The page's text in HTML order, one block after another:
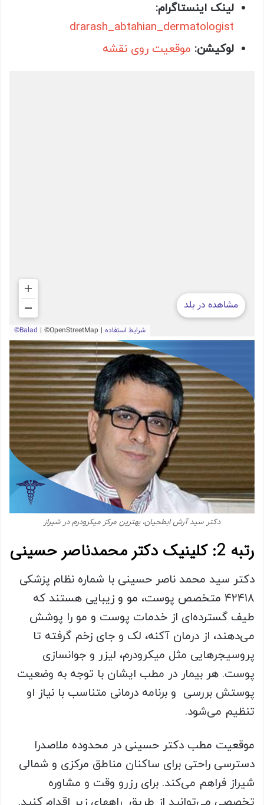
لینک اینستاگرام:
drarash_abtahian_dermatologist
لوکیشن: موقعیت روی نقشه
دکتر سید آرش ابطحیان، بهترین مرکز میکرودرم در شیراز
رتبه 2: کلینیک دکتر محمدناصر حسینی
دکتر سید محمد ناصر حسینی با شماره نظام پزشکی
۴۲۴۱۸ متخصص پوست، مو و زیبایی هستند که
طیف گسترده‌ای از خدمات پوست و مو را پوشش
می‌دهند، از درمان آکنه، لک و جای زخم گرفته تا
پروسیجرهایی مثل میکرودرم، لیزر و جوانسازی
پوست. هر بیمار در مطب ایشان با توجه به وضعیت
پوستش بررسی و برنامه درمانی متناسب با نیاز او
تنظیم می‌شود.
موقعیت مطب دکتر حسینی در محدوده ملاصدرا
دسترسی راحتی برای ساکنان مناطق مرکزی و شمالی
شیراز فراهم می‌کند. برای رزرو وقت و مشاوره